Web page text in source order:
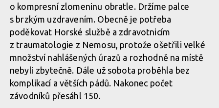
o kompresní zlomeninu obratle. Držíme palce
s brzkým uzdravením. Obecně je potřeba
poděkovat Horské službě a zdravotnicím
z traumatologie z Nemosu, protože ošetřili velké
množství nahlášených úrazů a rozhodně na místě
nebyli zbytečně. Dále už sobota proběhla bez
komplikací a větších pádů. Nakonec počet
závodníků přesáhl 150.